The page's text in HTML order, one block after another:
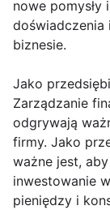
nowe
doświadczenia
biznesie.
Jako
Zarządzanie
odgrywają
firmy. Jako
ważne jest,
inwestowanie
pieniędzy i